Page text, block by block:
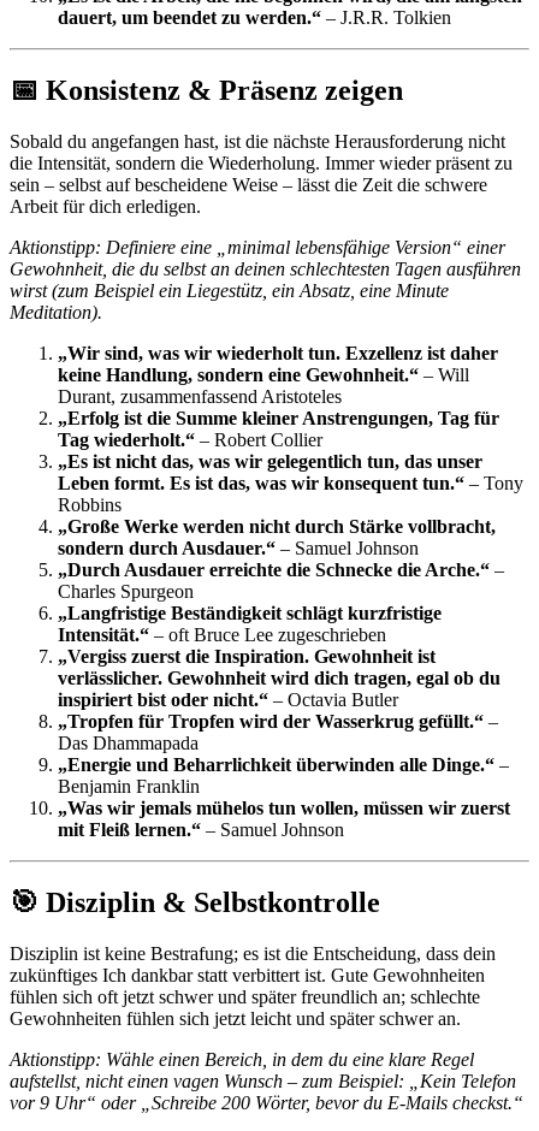
dauert, um beendet zu werden.“ – J.R.R. Tolkien
📅 Konsistenz & Präsenz zeigen
Sobald du angefangen hast, ist die nächste Herausforderung nicht
die Intensität, sondern die Wiederholung. Immer wieder präsent zu
sein – selbst auf bescheidene Weise – lässt die Zeit die schwere
Arbeit für dich erledigen.
Aktionstipp: Definiere eine „minimal lebensfähige Version“ einer
Gewohnheit, die du selbst an deinen schlechtesten Tagen ausführen
wirst (zum Beispiel ein Liegestütz, ein Absatz, eine Minute
Meditation).
„Wir sind, was wir wiederholt tun. Exzellenz ist daher
keine Handlung, sondern eine Gewohnheit.“ – Will
Durant, zusammenfassend Aristoteles
„Erfolg ist die Summe kleiner Anstrengungen, Tag für
Tag wiederholt.“ – Robert Collier
„Es ist nicht das, was wir gelegentlich tun, das unser
Leben formt. Es ist das, was wir konsequent tun.“ – Tony
Robbins
„Große Werke werden nicht durch Stärke vollbracht,
sondern durch Ausdauer.“ – Samuel Johnson
„Durch Ausdauer erreichte die Schnecke die Arche.“ –
Charles Spurgeon
„Langfristige Beständigkeit schlägt kurzfristige
Intensität.“ – oft Bruce Lee zugeschrieben
„Vergiss zuerst die Inspiration. Gewohnheit ist
verlässlicher. Gewohnheit wird dich tragen, egal ob du
inspiriert bist oder nicht.“ – Octavia Butler
„Tropfen für Tropfen wird der Wasserkrug gefüllt.“ –
Das Dhammapada
„Energie und Beharrlichkeit überwinden alle Dinge.“ –
Benjamin Franklin
„Was wir jemals mühelos tun wollen, müssen wir zuerst
mit Fleiß lernen.“ – Samuel Johnson
🎯 Disziplin & Selbstkontrolle
Disziplin ist keine Bestrafung; es ist die Entscheidung, dass dein
zukünftiges Ich dankbar statt verbittert ist. Gute Gewohnheiten
fühlen sich oft jetzt schwer und später freundlich an; schlechte
Gewohnheiten fühlen sich jetzt leicht und später schwer an.
Aktionstipp: Wähle einen Bereich, in dem du eine klare Regel
aufstellst, nicht einen vagen Wunsch – zum Beispiel: „Kein Telefon
vor 9 Uhr“ oder „Schreibe 200 Wörter, bevor du E-Mails checkst.“